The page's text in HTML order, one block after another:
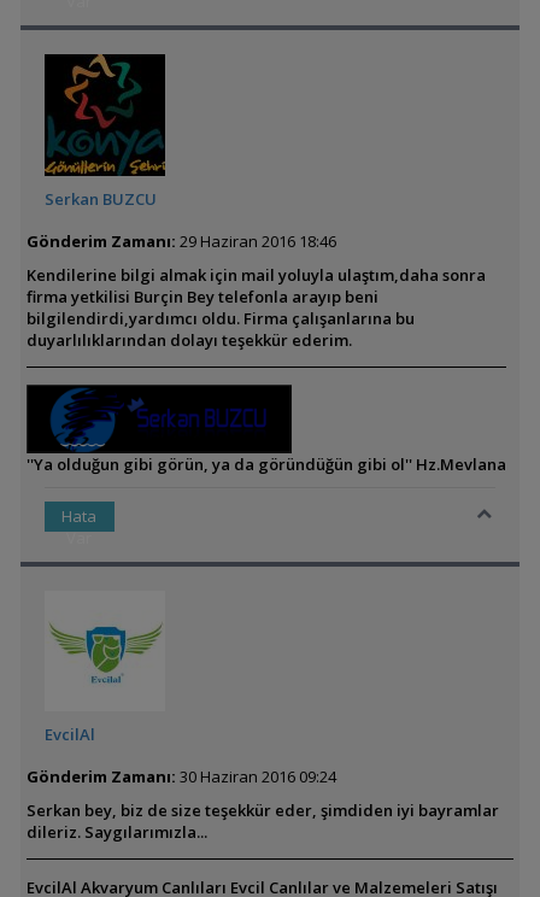
Serkan BUZCU
Gönderim Zamanı: 29 Haziran 2016 18:46
Kendilerine bilgi almak için mail yoluyla ulaştım,daha sonra
firma yetkilisi Burçin Bey telefonla arayıp beni
bilgilendirdi,yardımcı oldu. Firma çalışanlarına bu
duyarlılıklarından dolayı teşekkür ederim.
''Ya olduğun gibi görün, ya da göründüğün gibi ol'' Hz.Mevlana
Hata
Var
EvcilAl
Gönderim Zamanı: 30 Haziran 2016 09:24
Serkan bey, biz de size teşekkür eder, şimdiden iyi bayramlar
dileriz. Saygılarımızla...
EvcilAl Akvaryum Canlıları Evcil Canlılar ve Malzemeleri Satışı